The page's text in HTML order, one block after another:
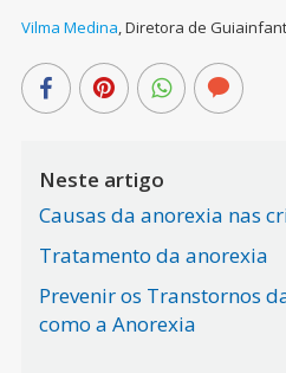
Vilma Medina,Diretora de
Neste artigo
Causas da anorexia nas
Tratamento da anorexia
Prevenir os Transtornos
como a Anorexia